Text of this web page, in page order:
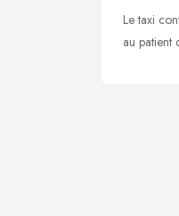
Le taxi
au patient